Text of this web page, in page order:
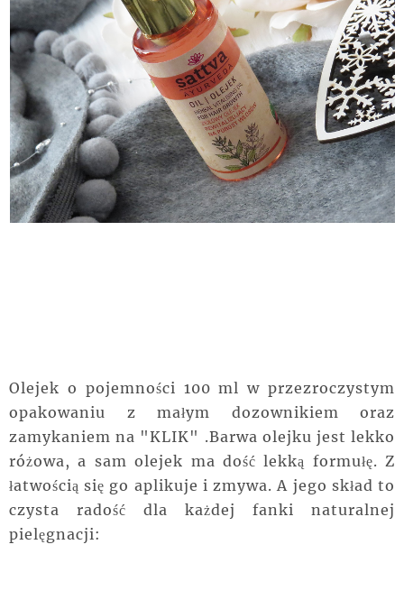
Olejek o pojemności 100 ml w przezroczystym
opakowaniu z małym dozownikiem oraz
zamykaniem na "KLIK" .Barwa olejku jest lekko
różowa, a sam olejek ma dość lekką formułę. Z
łatwością się go aplikuje i zmywa. A jego skład to
czysta radość dla każdej fanki naturalnej
pielęgnacji: